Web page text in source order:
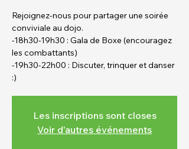
Rejoignez-nous pour partager une soirée
conviviale au dojo.
-18h30-19h30 : Gala de Boxe (encouragez
les combattants)
-19h30-22h00 : Discuter, trinquer et danser
:)
Les inscriptions sont closes
Voir d'autres événements